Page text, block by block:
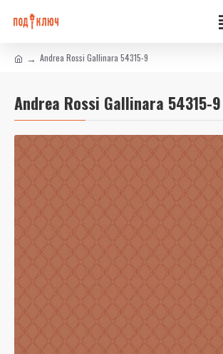
Andrea Rossi Gallinara 54315-9
Andrea Rossi Gallinara 54315-9